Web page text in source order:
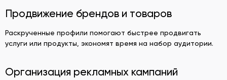
Продвижение брендов и товаров
Раскрученные профили помогают быстрее продвигать
услуги или продукты, экономят время на набор аудитории.
Организация рекламных кампаний